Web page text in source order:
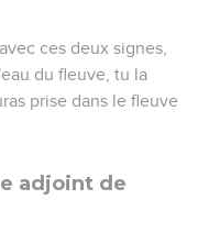
ces deux signes,
du fleuve, tu la
prise dans le fleuve
adjoint de